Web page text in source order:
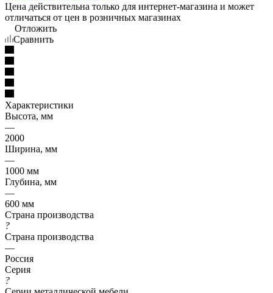
Цена действительна только для интернет-магазина и может
отличаться от цен в розничных магазинах
Отложить
Сравнить
Характеристики
Высота, мм
—
2000
Ширина, мм
—
1000 мм
Глубина, мм
—
600 мм
Страна производства
?
Страна производства
—
Россия
Серия
?